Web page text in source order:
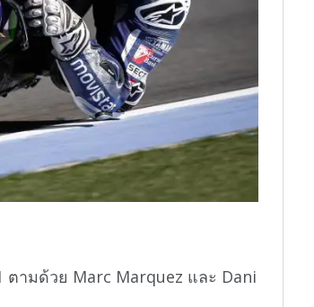
ามด้วย Marc Marquez และ Dani